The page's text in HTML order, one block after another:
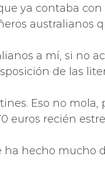
ya contaba con
australianos
a mí, si no
de las
Eso no
euros recién
hecho mucho